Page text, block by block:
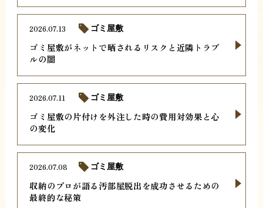
ゴミ屋敷がネットで晒されるリスクと近隣トラブ
ルの闇
2026.07.13 ゴミ屋敷
ゴミ屋敷の片付けを外注した時の費用対効果と心
の変化
2026.07.11 ゴミ屋敷
収納のプロが語る汚部屋脱出を成功させるための
最終的な秘策
2026.07.08 ゴミ屋敷